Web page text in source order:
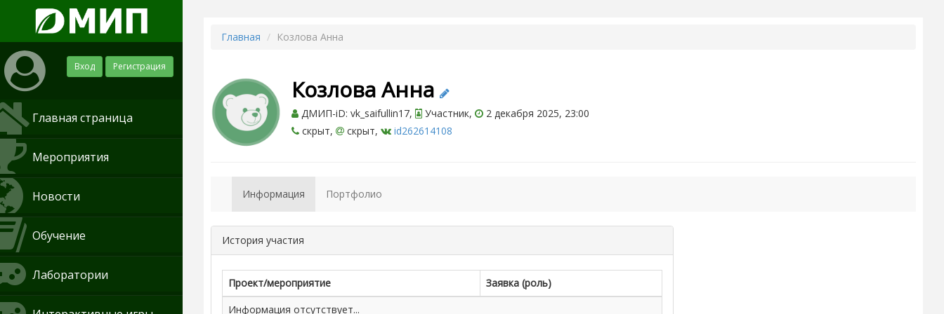
Вход Регистрация
Главная страница
Мероприятия
Новости
Обучение
Лаборатории
Главная Козлова Анна
Козлова Анна
ДМИП-iD: vk_saifullin17, Участник,
2 декабря 2025, 23:00
скрыт,
скрыт, id262614108
Информация Портфолио
История участия
Проект/мероприятие
Заявка (роль)
Информация отсутствует...